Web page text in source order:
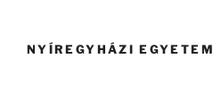
NYÍREGYHÁZI EGYETEM